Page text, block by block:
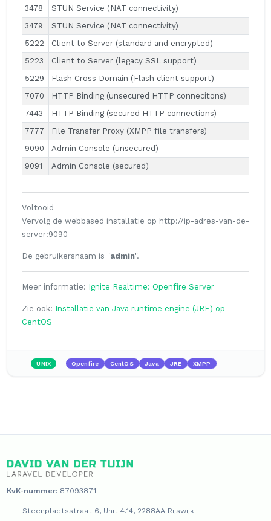
3478
STUN Service (NAT connectivity)
3479
STUN Service (NAT connectivity)
5222
Client to Server (standard and encrypted)
5223
Client to Server (legacy SSL support)
5229
Flash Cross Domain (Flash client support)
7070
HTTP Binding (unsecured HTTP connecitons)
7443
HTTP Binding (secured HTTP connections)
7777
File Transfer Proxy (XMPP file transfers)
9090
Admin Console (unsecured)
9091
Admin Console (secured)
Voltooid
Vervolg de webbased installatie op http://ip-adres-van-de-
server:9090
De gebruikersnaam is "admin".
Meer informatie: Ignite Realtime: Openfire Server
Zie ook: Installatie van Java runtime engine (JRE) op
CentOS
UNIX Openfire CentOS Java JRE XMPP
KvK-nummer:87093871
Steenplaetsstraat 6, Unit 4.14, 2288AA Rijswijk